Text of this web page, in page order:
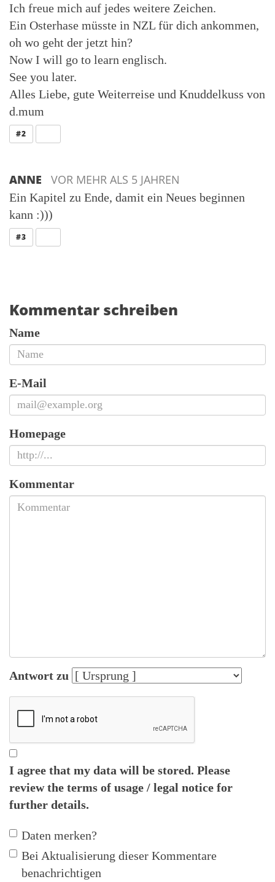
Ich freue mich auf jedes weitere Zeichen.
Ein Osterhase müsste in NZL für dich ankommen,
oh wo geht der jetzt hin?
Now I will go to learn englisch.
See you later.
Alles Liebe, gute Weiterreise und Knuddelkuss von
d.mum
#2
ANNE VOR MEHR ALS 5 JAHREN
Ein Kapitel zu Ende, damit ein Neues beginnen
kann :)))
#3
Kommentar schreiben
Name
E-Mail
Homepage
Kommentar
Antwort zu
I agree that my data will be stored. Please
review the terms of usage / legal notice for
further details.
Daten merken?
Bei Aktualisierung dieser Kommentare
benachrichtigen